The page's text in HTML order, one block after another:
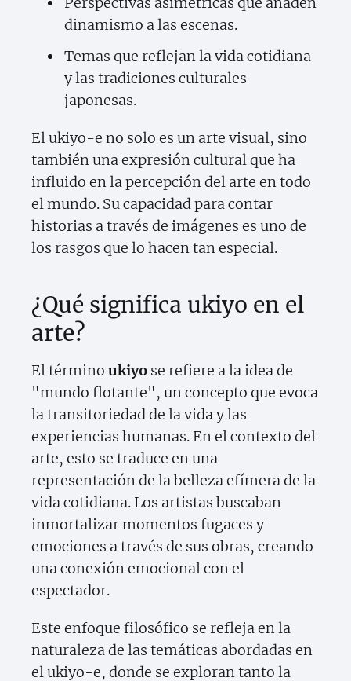
dinamismo a las escenas.
Temas que reflejan la vida cotidiana
y las tradiciones culturales
japonesas.
El ukiyo-e no solo es un arte visual, sino
también una expresión cultural que ha
influido en la percepción del arte en todo
el mundo. Su capacidad para contar
historias a través de imágenes es uno de
los rasgos que lo hacen tan especial.
¿Qué significa ukiyo en el
arte?
El término ukiyo se refiere a la idea de
"mundo flotante", un concepto que evoca
la transitoriedad de la vida y las
experiencias humanas. En el contexto del
arte, esto se traduce en una
representación de la belleza efímera de la
vida cotidiana. Los artistas buscaban
inmortalizar momentos fugaces y
emociones a través de sus obras, creando
una conexión emocional con el
espectador.
Este enfoque filosófico se refleja en la
naturaleza de las temáticas abordadas en
el ukiyo-e, donde se exploran tanto la